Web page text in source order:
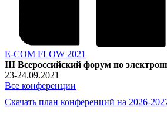
E-COM FLOW 2021
III Всероссийский форум по
23-24.09.2021
Все конференции
Скачать план конференций на 2026-